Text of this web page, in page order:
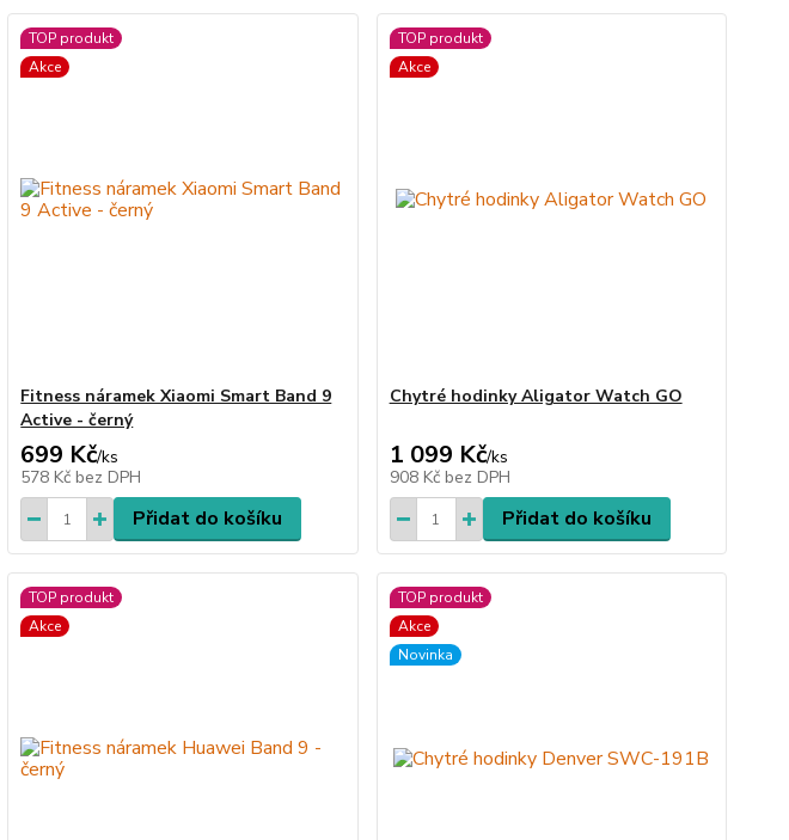
TOP produkt
Akce
Fitness náramek Xiaomi Smart Band 9
Active - černý
699 Kč/ks
578 Kč bez DPH
Přidat do košíku
TOP produkt
Akce
Chytré hodinky Aligator Watch GO
1 099 Kč/ks
908 Kč bez DPH
Přidat do košíku
TOP produkt
Akce
TOP produkt
Akce
Novinka